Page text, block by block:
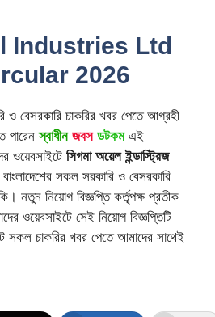
Industries Ltd
2026
ও বেসরকারি চাকরির খবর পেতে আগ্রহী
পারেনস্বাধীন জবস ডটকম এই
ওয়েবসাইটে সিগমা অয়েল ইন্ডাস্ট্রিজ
সকল সরকারি ও বেসরকারি
নতুন নিয়োগ বিজ্ঞপ্তি কর্তৃপক্ষ প্রতীক
ওয়েবসাইটে সেই নিয়োগ বিজ্ঞপ্তিটি
চাকরির খবর পেতে আমাদের সাথেই